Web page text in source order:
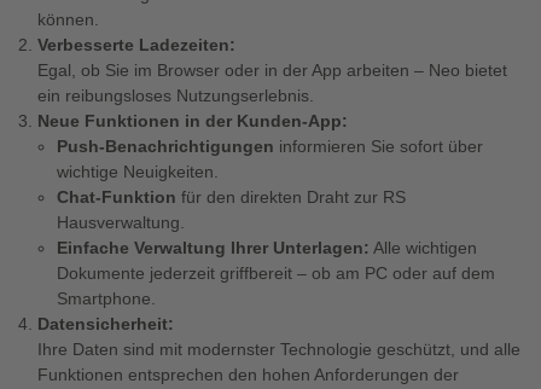
können.
Verbesserte Ladezeiten:
Egal, ob Sie im Browser oder in der App arbeiten – Neo bietet
ein reibungsloses Nutzungserlebnis.
Neue Funktionen in der Kunden-App:
Push-Benachrichtigungen informieren Sie sofort über
wichtige Neuigkeiten.
Chat-Funktion für den direkten Draht zur RS
Hausverwaltung.
Einfache Verwaltung Ihrer Unterlagen: Alle wichtigen
Dokumente jederzeit griffbereit – ob am PC oder auf dem
Smartphone.
Datensicherheit:
Ihre Daten sind mit modernster Technologie geschützt, und alle
Funktionen entsprechen den hohen Anforderungen der